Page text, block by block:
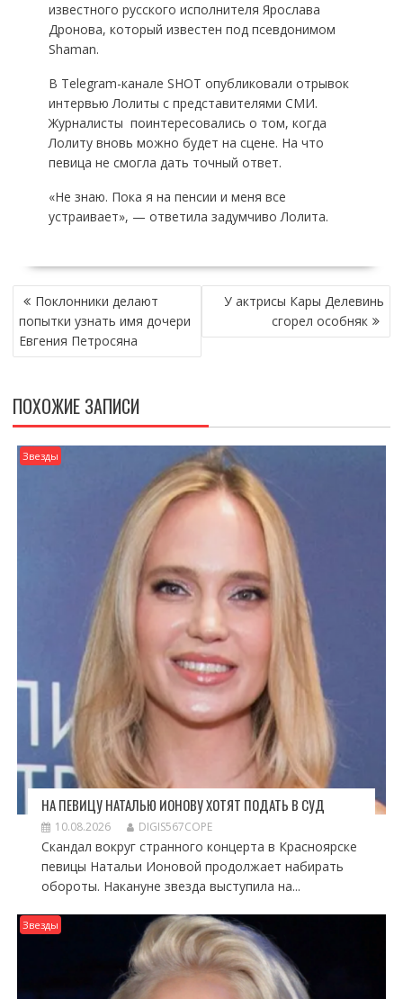
известного русского исполнителя Ярослава
Дронова, который известен под псевдонимом
Shaman.
В Telegram-канале SHOT опубликовали отрывок
интервью Лолиты с представителями СМИ.
Журналисты поинтересовались о том, когда
Лолиту вновь можно будет на сцене. На что
певица не смогла дать точный ответ.
«Не знаю. Пока я на пенсии и меня все
устраивает», — ответила задумчиво Лолита.
НАВИГАЦИЯ
ПО
ЗАПИСЯМ
Поклонники делают
попытки узнать имя дочери
Евгения Петросяна
У актрисы Кары Делевинь
сгорел особняк
ПОХОЖИЕ ЗАПИСИ
Звезды
НА ПЕВИЦУ НАТАЛЬЮ ИОНОВУ ХОТЯТ ПОДАТЬ В СУД
10.08.2026 DIGIS567COPE
Скандал вокруг странного концерта в Красноярске
певицы Натальи Ионовой продолжает набирать
обороты. Накануне звезда выступила на...
Звезды